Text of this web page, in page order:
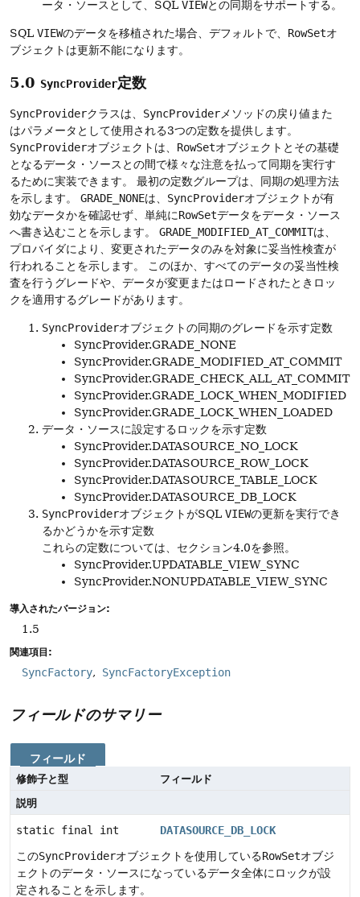
ータ・ソースとして、SQL VIEWとの同期をサポートする。
SQL VIEWのデータを移植された場合、デフォルトで、 RowSetオ
ブジェクトは更新不能になります。
5.0 SyncProvider定数
SyncProviderクラスは、 SyncProvider メソッドの戻り値また
はパラメータとして使用される3つの定数を提供します。
SyncProviderオブジェクトは、 RowSetオブジェクトとその基礎
となるデータ・ソースとの間で様々な注意を払って同期を実行す
るために実装できます。
最初の定数グループは、同期の処理方法
を示します。
GRADE_NONEは、 SyncProviderオブジェクトが有
効なデータかを確認せず、単純にRowSetデータをデータ・ソース
へ書き込むことを示します。
GRADE_MODIFIED_AT_COMMITは、
プロバイダにより、変更されたデータのみを対象に妥当性検査が
行われることを示します。
このほか、すべてのデータの妥当性検
査を行うグレードや、データが変更またはロードされたときロッ
クを適用するグレードがあります。
SyncProviderオブジェクトの同期のグレードを示す定数
SyncProvider.GRADE_NONE
SyncProvider.GRADE_MODIFIED_AT_COMMIT
SyncProvider.GRADE_CHECK_ALL_AT_COMMIT
SyncProvider.GRADE_LOCK_WHEN_MODIFIED
SyncProvider.GRADE_LOCK_WHEN_LOADED
データ・ソースに設定するロックを示す定数
SyncProvider.DATASOURCE_NO_LOCK
SyncProvider.DATASOURCE_ROW_LOCK
SyncProvider.DATASOURCE_TABLE_LOCK
SyncProvider.DATASOURCE_DB_LOCK
SyncProviderオブジェクトがSQL VIEWの更新を実行でき
るかどうかを示す定数
これらの定数については、セクション4.0を参照。
SyncProvider.UPDATABLE_VIEW_SYNC
SyncProvider.NONUPDATABLE_VIEW_SYNC
導入されたバージョン:
1.5
関連項目:
SyncFactory SyncFactoryException
フィールドのサマリー
フィールド
修飾子と型
フィールド
説明
static final int
DATASOURCE_DB_LOCK
このSyncProviderオブジェクトを使用しているRowSetオブジ
ェクトのデータ・ソースになっているデータ全体にロックが設
定されることを示します。